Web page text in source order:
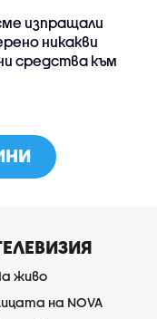
изпращали
никакви
средства към
живо
на NOVA